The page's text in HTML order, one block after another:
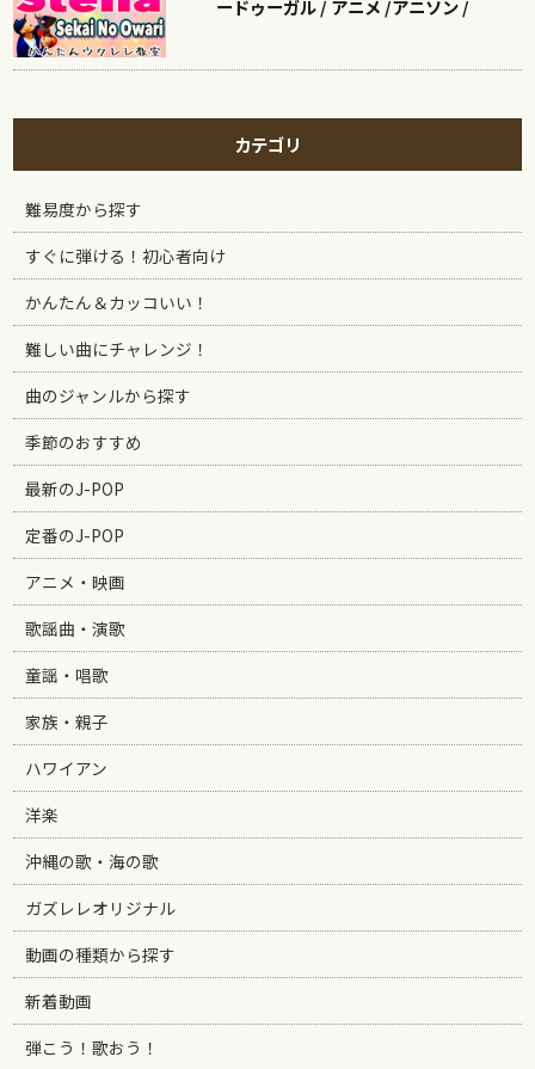
ードゥーガル / アニメ /アニソン /
カテゴリ
難易度から探す
すぐに弾ける！初心者向け
かんたん＆カッコいい！
難しい曲にチャレンジ！
曲のジャンルから探す
季節のおすすめ
最新のJ-POP
定番のJ-POP
アニメ・映画
歌謡曲・演歌
童謡・唱歌
家族・親子
ハワイアン
洋楽
沖縄の歌・海の歌
ガズレレオリジナル
動画の種類から探す
新着動画
弾こう！歌おう！